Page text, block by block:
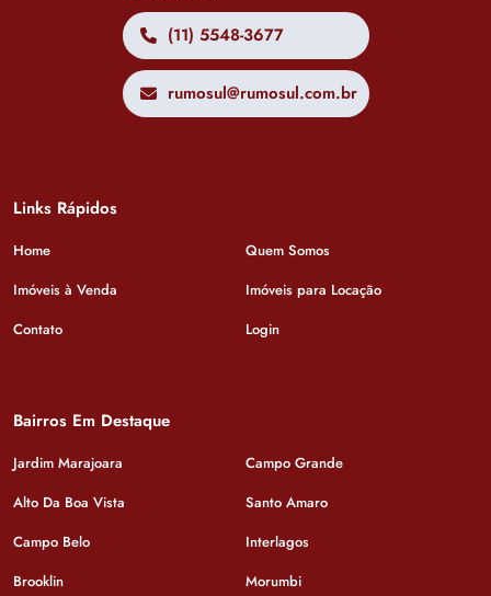
(11) 5548-3677
rumosul@rumosul.com.br
Links Rápidos
Home
Quem Somos
Imóveis à Venda
Imóveis para Locação
Contato
Login
Bairros Em Destaque
Jardim Marajoara
Campo Grande
Alto Da Boa Vista
Santo Amaro
Campo Belo
Interlagos
Brooklin
Morumbi